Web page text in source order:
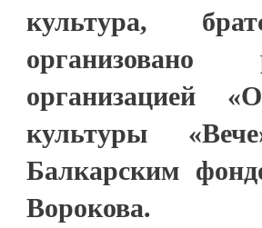
культура,
организовано
организацией
культуры
Балкарским
Ворокова.